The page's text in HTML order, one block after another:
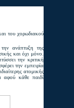
του χορωδιακού
ανάπτυξη της
και όχι μόνο.
την κριτική
την εμπειρία
ατομικής
αφού κάθε παιδί